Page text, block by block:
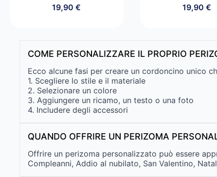
19,90€
19,90 €
COME PERSONALIZZARE IL PROPRIO
Ecco alcune fasi per creare un cordoncino unico
1. Scegliere lo stile e il materiale
2. Selezionare un colore
3. Aggiungere un ricamo, un testo o una foto
4. Includere degli accessori
QUANDO OFFRIRE UN PERIZOMA
Offrire un perizoma personalizzato può essere
Compleanni, Addio al nubilato, San Valentino,